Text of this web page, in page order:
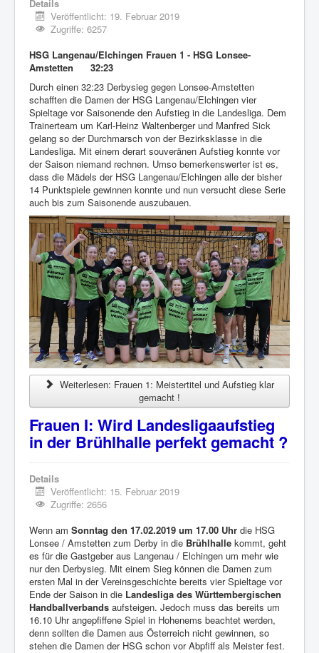
Details
Veröffentlicht: 19. Februar 2019
Zugriffe: 6257
HSG Langenau/Elchingen Frauen 1 - HSG Lonsee-
Amstetten 32:23
Durch einen 32:23 Derbysieg gegen Lonsee-Amstetten
schafften die Damen der HSG Langenau/Elchingen vier
Spieltage vor Saisonende den Aufstieg in die Landesliga. Dem
Trainerteam um Karl-Heinz Waltenberger und Manfred Sick
gelang so der Durchmarsch von der Bezirksklasse in die
Landesliga. Mit einem derart souveränen Aufstieg konnte vor
der Saison niemand rechnen. Umso bemerkenswerter ist es,
dass die Mädels der HSG Langenau/Elchingen alle der bisher
14 Punktspiele gewinnen konnte und nun versucht diese Serie
auch bis zum Saisonende auszubauen.
Weiterlesen: Frauen 1: Meistertitel und Aufstieg klar
gemacht !
Frauen I: Wird Landesligaaufstieg
in der Brühlhalle perfekt gemacht ?
Details
Veröffentlicht: 15. Februar 2019
Zugriffe: 2656
Wenn am Sonntag den 17.02.2019 um 17.00 Uhr die HSG
Lonsee / Amstetten zum Derby in die Brühlhalle kommt, geht
es für die Gastgeber aus Langenau / Elchingen um mehr wie
nur den Derbysieg. Mit einem Sieg können die Damen zum
ersten Mal in der Vereinsgeschichte bereits vier Spieltage vor
Ende der Saison in die Landesliga des Württembergischen
Handballverbands aufsteigen. Jedoch muss das bereits um
16.10 Uhr angepfiffene Spiel in Hohenems beachtet werden,
denn sollten die Damen aus Österreich nicht gewinnen, so
stehen die Damen der HSG schon vor Abpfiff als Meister fest.